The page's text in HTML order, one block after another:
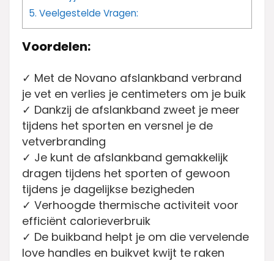
5. Veelgestelde Vragen:
Voordelen:
✓ Met de Novano afslankband verbrand
je vet en verlies je centimeters om je buik
✓ Dankzij de afslankband zweet je meer
tijdens het sporten en versnel je de
vetverbranding
✓ Je kunt de afslankband gemakkelijk
dragen tijdens het sporten of gewoon
tijdens je dagelijkse bezigheden
✓ Verhoogde thermische activiteit voor
efficiënt calorieverbruik
✓ De buikband helpt je om die vervelende
love handles en buikvet kwijt te raken